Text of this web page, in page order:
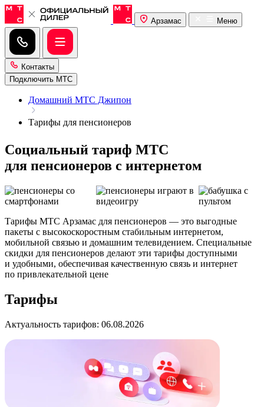
Арзамас Меню
Контакты
Подключить МТС
Домашний МТС Джипон
Тарифы для пенсионеров
Социальный тариф МТС
для пенсионеров с интернетом
Тарифы МТС Арзамас для пенсионеров — это выгодные
пакеты с высокоскоростным стабильным интернетом,
мобильной связью и домашним телевидением. Специальные
скидки для пенсионеров делают эти тарифы доступными
и удобными, обеспечивая качественную связь и интернет
по привлекательной цене
Тарифы
Актуальность тарифов: 06.08.2026